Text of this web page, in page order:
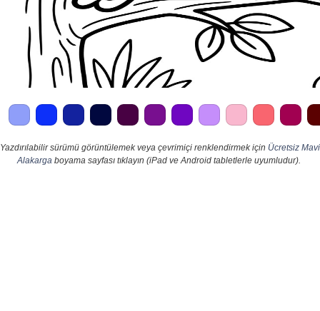
Yazdırılabilir sürümü görüntülemek veya çevrimiçi renklendirmek için Ücretsiz Mavi
Alakarga boyama sayfası tıklayın (iPad ve Android tabletlerle uyumludur).